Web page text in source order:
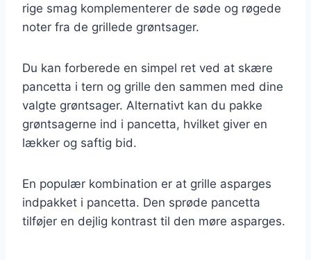
rige smag komplementerer de søde og røgede
noter fra de grillede grøntsager.
Du kan forberede en simpel ret ved at skære
pancetta i tern og grille den sammen med dine
valgte grøntsager. Alternativt kan du pakke
grøntsagerne ind i pancetta, hvilket giver en
lækker og saftig bid.
En populær kombination er at grille asparges
indpakket i pancetta. Den sprøde pancetta
tilføjer en dejlig kontrast til den møre asparges.